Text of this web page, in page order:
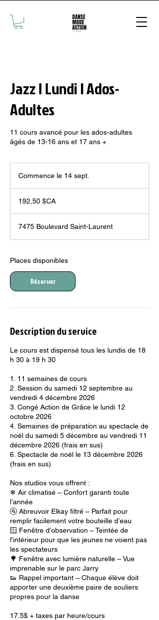
Jazz | Lundi | Ados-
Adultes
11 cours avancé pour les ados-adultes
âgés de 13-16 ans et 17 ans +
Commence le 14 sept.
e
n
e
p
canadiens
192,50 $CA
7475 Boulevard Saint-Laurent
Places disponibles
Réserver
Description du service
Le cours est dispensé tous les lundis de 18
h 30 à 19 h 30
1. 11 semaines de cours
2. Session du samedi 12 septembre au
vendredi 4 décembre 2026
3. Congé Action de Grâce le lundi 12
octobre 2026
4. Semaines de préparation au spectacle de
noël du samedi 5 décembre au vendredi 11
décembre 2026 (frais en sus)
6. Spectacle de noël le 13 décembre 2026
(frais en sus)
Nos studios vous offrent :
❄ Air climatisé – Confort garanti toute
l’année
🚰 Abreuvoir Elkay filtré – Parfait pour
remplir facilement votre bouteille d’eau
🪟 Fenêtre d’observation – Teintée de
l'intérieur pour que les jeunes ne voient pas
les spectateurs
🌳 Fenêtre avec lumière naturelle – Vue
imprenable sur le parc Jarry
👟 Rappel important – Chaque élève doit
apporter une deuxième paire de souliers
propres pour la danse
17.5$ + taxes par heure/cours